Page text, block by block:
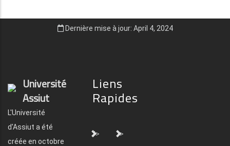
Dernière mise à jour: April 4, 2024
Université
Assiut
L'Université
d'Assiut a été
créée en octobre
Liens
Rapides
"> ">